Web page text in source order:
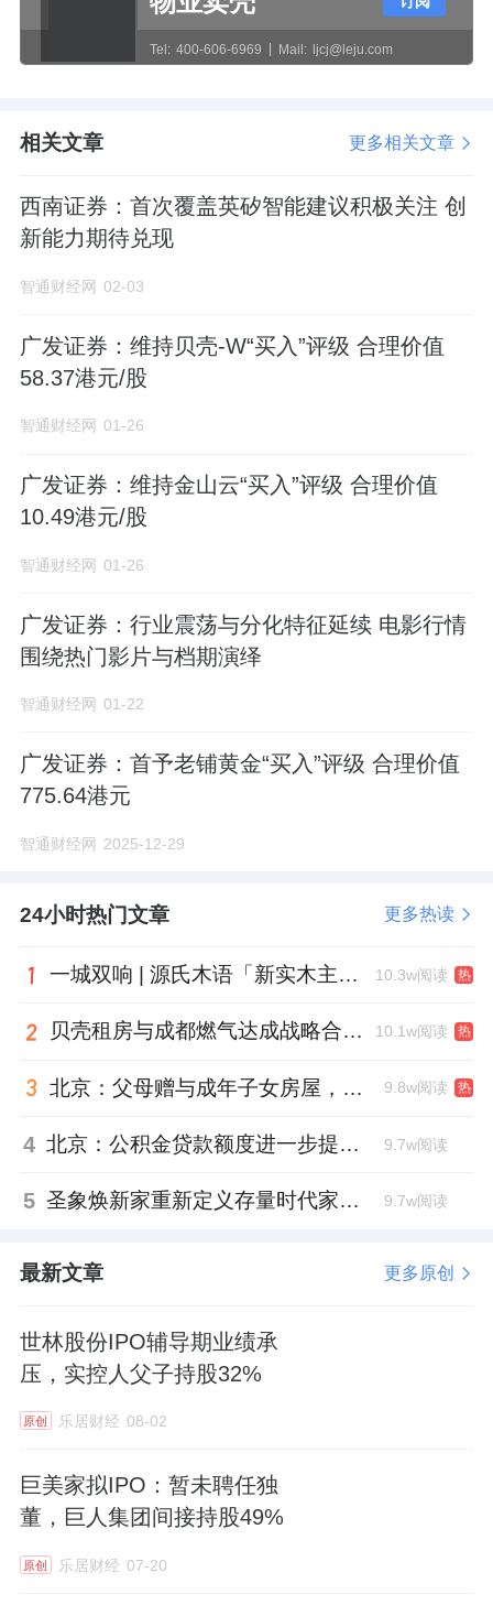
Tel: 400-606-6969 Mail: ljcj@leju.com
相关文章 更多相关文章
西南证券：首次覆盖英矽智能建议积极关注 创
新能力期待兑现
智通财经网 02-03
广发证券：维持贝壳-W“买入”评级 合理价值
58.37港元/股
智通财经网 01-26
广发证券：维持金山云“买入”评级 合理价值
10.49港元/股
智通财经网 01-26
广发证券：行业震荡与分化特征延续 电影行情
围绕热门影片与档期演绎
智通财经网 01-22
广发证券：首予老铺黄金“买入”评级 合理价值
775.64港元
智通财经网 2025-12-29
24小时热门文章 更多热读
一城双响 | 源氏木语「新实木主义——黑标生活提案」发布会落地天津，黑标旗舰店盛大启幕 10.3w阅读 热
贝壳租房与成都燃气达成战略合作 打通安全巡检“最后一米” 10.1w阅读 热
北京：父母赠与成年子女房屋，不再核验子女的购房资格 9.8w阅读 热
4 北京：公积金贷款额度进一步提高、最高可贷340万元 9.7w阅读
5 圣象焕新家重新定义存量时代家居升级逻辑，筑牢说换就换的底气！ 9.7w阅读
最新文章 更多原创
世林股份IPO辅导期业绩承
压，实控人父子持股32%
原创 乐居财经 08-02
巨美家拟IPO：暂未聘任独
董，巨人集团间接持股49%
原创 乐居财经 07-20